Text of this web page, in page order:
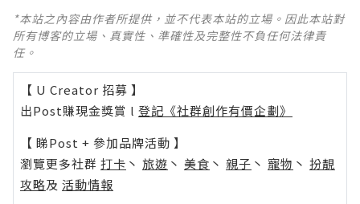
*本站之內容由作者所提供，並不代表本站的立場。因此本站對
所有博客的立場、真實性、準確性及完整性不負任何法律責
任。
【 U Creator 招募 】
出Post賺現金獎賞 l 登記《社群創作有價企劃》
【 睇Post + 參加品牌活動 】
瀏覽更多社群 打卡 丶 旅遊 丶 美食 丶 親子 丶 寵物 丶 扮靚
攻略及 活動情報